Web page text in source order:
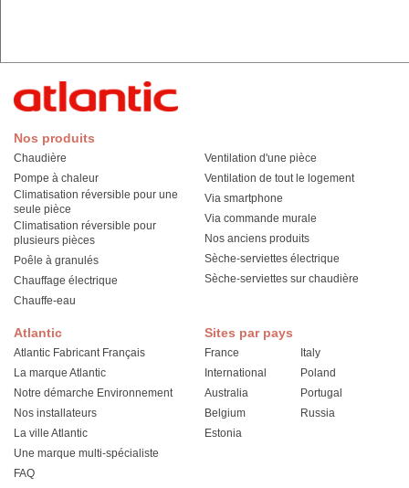
Atlantic
Atlantic Fabricant Français
La marque Atlantic
Notre démarche Environnement
Nos installateurs
La ville Atlantic
Une marque multi-spécialiste
FAQ
Nos produits
Chaudière
Pompe à chaleur
Climatisation réversible pour une
seule pièce
Climatisation réversible pour
plusieurs pièces
Poêle à granulés
Chauffage électrique
Chauffe-eau
Ventilation d'une pièce
Ventilation de tout le logement
Via smartphone
Via commande murale
Nos anciens produits
Sèche-serviettes électrique
Sèche-serviettes sur chaudière
Sites par pays
France
International
Australia
Belgium
Estonia
Italy
Poland
Portugal
Russia